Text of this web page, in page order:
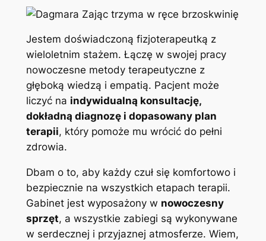
Jestem doświadczoną fizjoterapeutką z
wieloletnim stażem. Łączę w swojej pracy
nowoczesne metody terapeutyczne z
głęboką wiedzą i empatią. Pacjent może
liczyć na indywidualną konsultację,
dokładną diagnozę i dopasowany plan
terapii, który pomoże mu wrócić do pełni
zdrowia.
Dbam o to, aby każdy czuł się komfortowo i
bezpiecznie na wszystkich etapach terapii.
Gabinet jest wyposażony w nowoczesny
sprzęt, a wszystkie zabiegi są wykonywane
w serdecznej i przyjaznej atmosferze. Wiem,